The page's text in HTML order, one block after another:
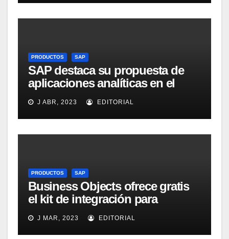
PRODUCTOS SAP
SAP destaca su propuesta de
aplicaciones analíticas en el
mercado español
J ABR, 2023 EDITORIAL
PRODUCTOS SAP
Business Objects ofrece gratis
el kit de integración para
Micrososft Office SharePoint
Server 2007
J MAR, 2023 EDITORIAL